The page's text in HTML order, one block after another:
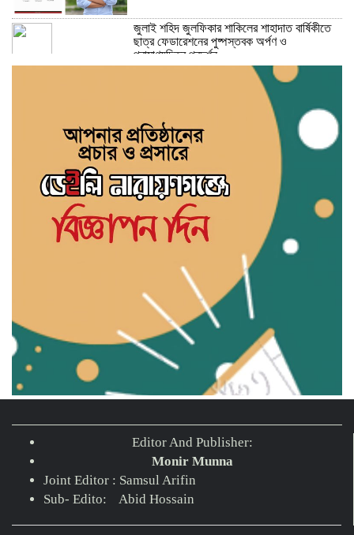
​জুলাই শহিদ জুলফিকার শাকিলের শাহাদাত বার্ষিকীতে
ছাত্র ফেডারেশনের পুষ্পস্তবক অর্পণ ও
প্রামাণ্যচিত্র প্রদর্শন
বন্দরে গ্যাস লিকেজে একই পরিবারের ৩ জন দগ্ধ,
মহানগরী আমীর আবদুুল জব্বারের উদ্বেগ ও
সমবেদনা
Editor And Publisher:
Monir Munna
Joint Editor : Samsul Arifin
Sub- Edito: Abid Hossain